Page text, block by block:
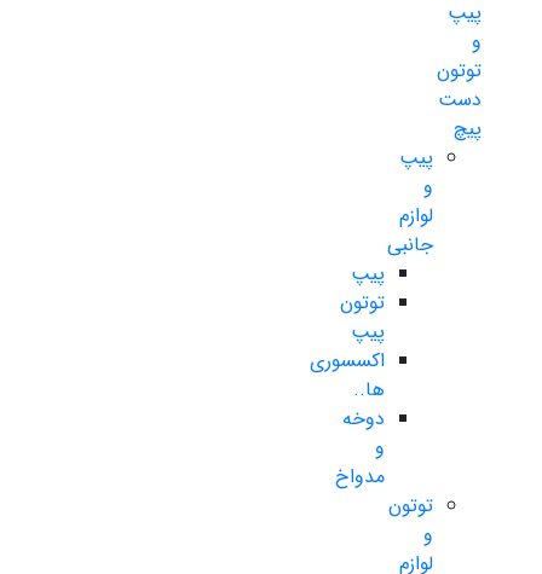
پیپ
و
توتون
دست
پیچ
پیپ
و
لوازم
جانبی
پیپ
توتون
پیپ
اکسسوری
ها..
دوخه
و
مدواخ
توتون
و
لوازم